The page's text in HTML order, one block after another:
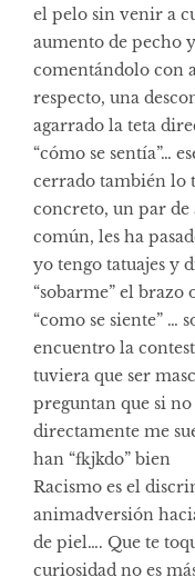
el pelo sin venir a
aumento de pecho
comentándolo con
respecto, una
agarrado la teta
“cómo se sentía”…
cerrado también lo
concreto, un par de
común, les ha
yo tengo tatuajes y
“sobarme” el
“como se siente” …
encuentro la
tuviera que ser
preguntan que si
directamente me
han “fkjkdo” bien
Racismo es el
animadversión
de piel…. Que te
curiosidad no es